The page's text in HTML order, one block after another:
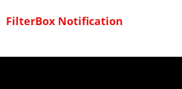
FilterBox Notification